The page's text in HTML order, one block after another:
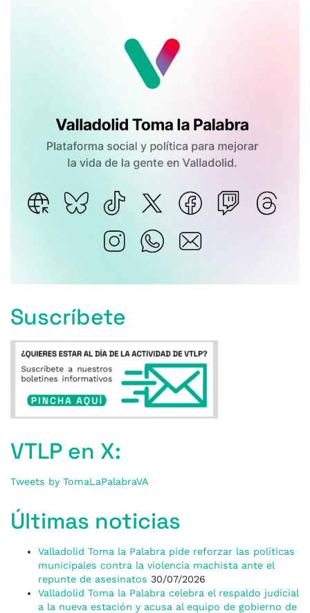
Suscríbete
VTLP en X:
Tweets by TomaLaPalabraVA
Últimas noticias
Valladolid Toma la Palabra pide reforzar las políticas
municipales contra la violencia machista ante el
repunte de asesinatos 30/07/2026
Valladolid Toma la Palabra celebra el respaldo judicial
a la nueva estación y acusa al equipo de gobierno de